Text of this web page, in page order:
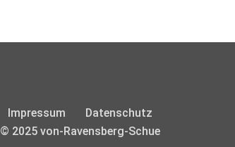
Impressum
Datenschutz
© 2025 von-Ravensberg-Schue